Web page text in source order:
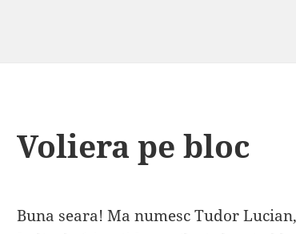
Voliera pe bloc
Buna seara! Ma numesc Tudor